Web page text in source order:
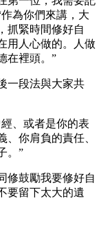
為你們來講，大
抓緊時間修好自
用人心做的。人做
在裡頭。”
一段法與大家共
、或者是你的表
你肩負的責任、
。”
修鼓勵我要修好自
要留下太大的遺